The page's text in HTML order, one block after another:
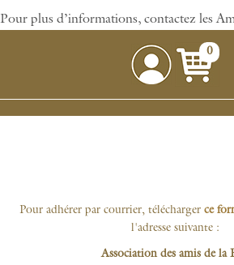
Pour plus d’informations, contactez les
0
Pour adhérer par courrier, télécharger ce
l'adresse suivante :
Association des amis de la